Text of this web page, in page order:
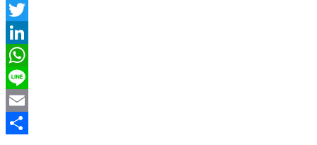
Facebook
Twitter
LinkedIn
WhatsApp
Line
Email